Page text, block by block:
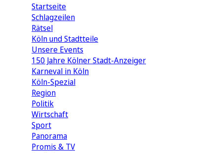
Startseite
Schlagzeilen
Rätsel
Köln und Stadtteile
Unsere Events
150 Jahre Kölner Stadt-Anzeiger
Karneval in Köln
Köln-Spezial
Region
Politik
Wirtschaft
Sport
Panorama
Promis & TV